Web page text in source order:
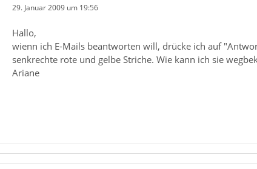
29. Januar 2009 um 19:56
Hallo,
wienn ich E-Mails beantworten will, drücke ich auf
senkrechte rote und gelbe Striche. Wie kann ich sie
Ariane